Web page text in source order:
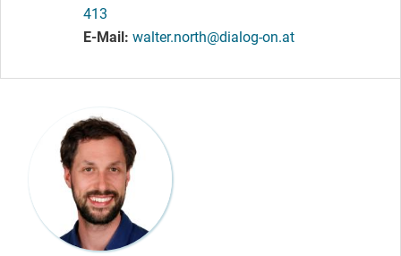
413
E-Mail walter.north@dialog-on.at